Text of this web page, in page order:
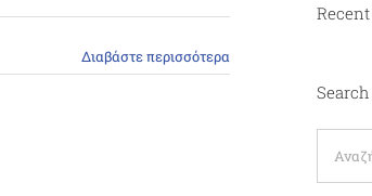
Διαβάστε περισσότερα
Search